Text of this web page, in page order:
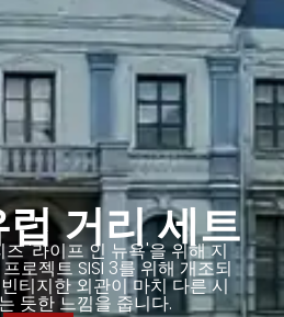
거리 세트
'라이프 인 뉴욕'을 위해 지
로젝트 SISI 3를 위해 개조되
티지한 외관이 마치 다른 시
듯한 느낌을 줍니다.